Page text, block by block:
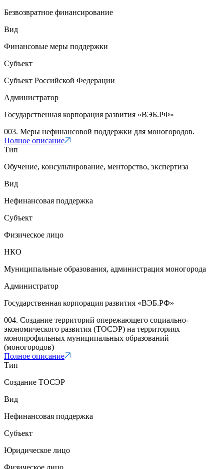
Безвозвратное финансирование
Вид
Финансовые меры поддержки
Субъект
Субъект Российской Федерации
Администратор
Государственная корпорация развития «ВЭБ.РФ»
003. Меры нефинансовой поддержки для моногородов.
Полное описание
Тип
Обучение, консультирование, менторство, экспертиза
Вид
Нефинансовая поддержка
Субъект
Физическое лицо
НКО
Муниципальные образования, администрация моногорода
Администратор
Государственная корпорация развития «ВЭБ.РФ»
004. Создание территорий опережающего социально-
экономического развития (ТОСЭР) на территориях
монопрофильных муниципальных образований
(моногородов)
Полное описание
Тип
Создание ТОСЭР
Вид
Нефинансовая поддержка
Субъект
Юридическое лицо
Физическое лицо